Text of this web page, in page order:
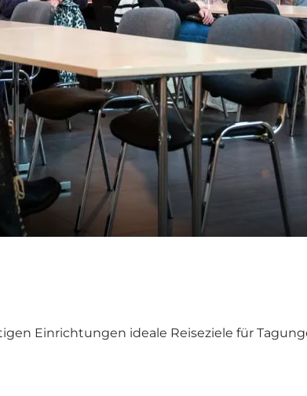
Einrichtungen ideale Reiseziele für